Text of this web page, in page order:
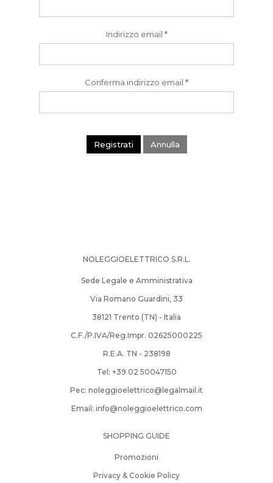
Indirizzo email *
Conferma indirizzo email *
Registrati Annulla
NOLEGGIOELETTRICO S.R.L.
Sede Legale e Amministrativa
Via Romano Guardini, 33
38121 Trento (TN) - Italia
C.F./P.IVA/Reg.Impr. 02625000225
R.E.A. TN - 238198
Tel: +39­ 02­ 50047150­
Pec: noleggioelettrico@legalmail.it
Email: info@noleggioelettrico.com
SHOPPING GUIDE
Promozioni
Privacy & Cookie Policy